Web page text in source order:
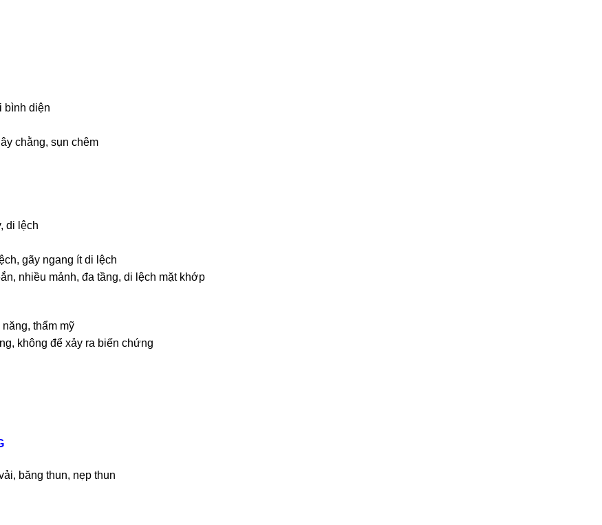
diện
chằng, sụn chêm
di lệch
gãy ngang ít di lệch
nhiều mảnh, đa tầng, di lệch mặt khớp
thẩm mỹ
không để xảy ra biến chứng
băng thun, nẹp thun